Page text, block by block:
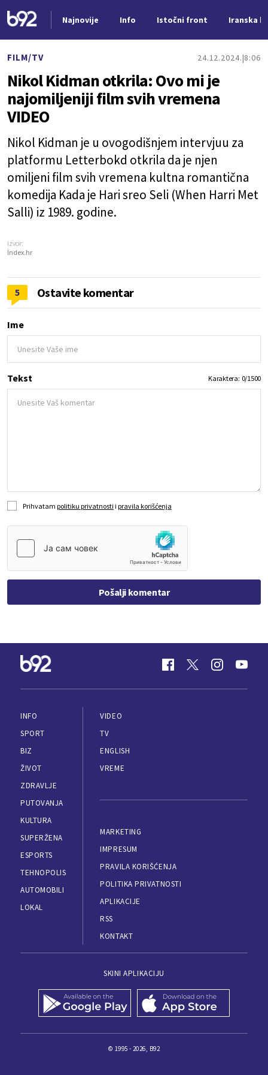
Najnovije Info Istočni front Iranska
FILM/TV 24.12.2024. 8:06
Nikol Kidman otkrila: Ovo mi je
najomiljeniji film svih vremena
VIDEO
Nikol Kidman je u ovogodišnjem intervjuu za
platformu Letterbokd otkrila da je njen
omiljeni film svih vremena kultna romantična
komedija Kada je Hari sreo Seli (When Harri Met
Salli) iz 1989. godine.
Izvor:
Index.hr
5 Ostavite komentar
Ime
Tekst Karaktera: 0/1500
Prihvatam politiku privatnosti i pravila korišćenja
Pošalji komentar
INFO
SPORT
BIZ
ŽIVOT
ZDRAVLJE
PUTOVANJA
KULTURA
SUPERŽENA
ESPORTS
TEHNOPOLIS
AUTOMOBILI
LOKAL
VIDEO
TV
ENGLISH
VREME
MARKETING
IMPRESUM
PRAVILA KORIŠĆENJA
POLITIKA PRIVATNOSTI
APLIKACIJE
RSS
KONTAKT
SKINI APLIKACIJU
© 1995 - 2026, B92